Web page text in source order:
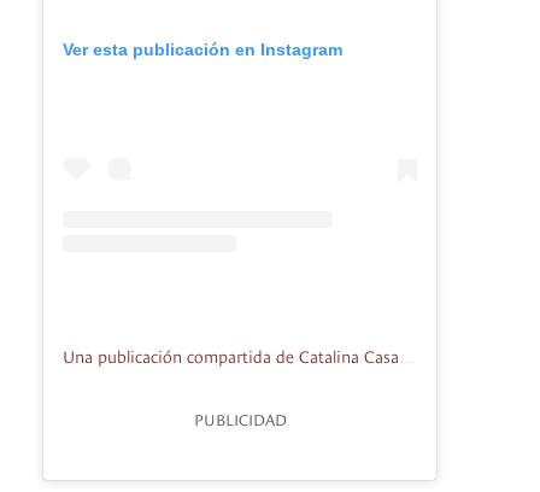
Ver esta publicación en Instagram
PUBLICIDAD